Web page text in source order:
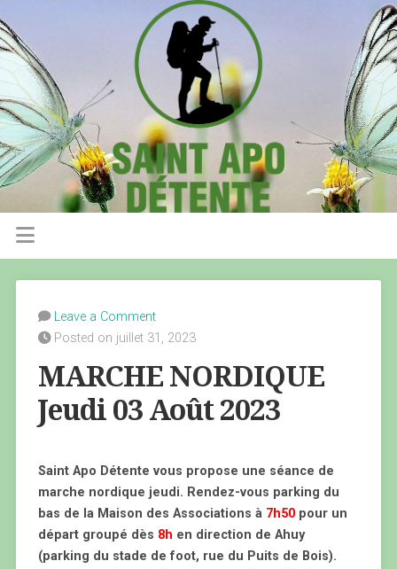
Leave a Comment
Posted on juillet 31, 2023
MARCHE NORDIQUE
Jeudi 03 Août 2023
Saint Apo Détente vous propose une séance de
marche nordique jeudi. Rendez-vous parking du
bas de la Maison des Associations à 7h50pour un
départ groupé dès 8h en direction de Ahuy
(parking du stade de foot, rue du Puits de Bois).